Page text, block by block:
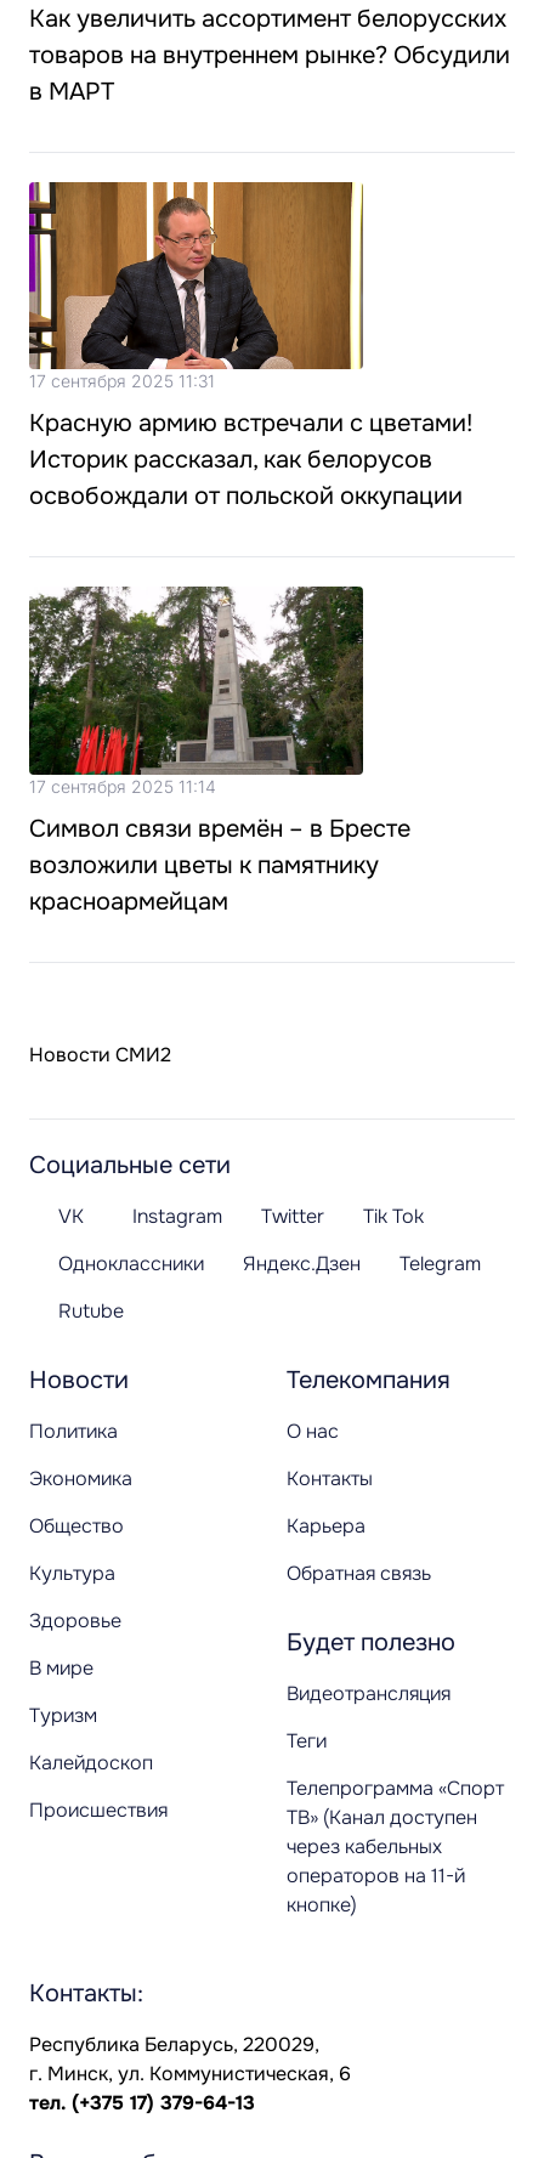
Как увеличить ассортимент белорусских
товаров на внутреннем рынке? Обсудили
в МАРТ
17 сентября 2025 11:31
Красную армию встречали с цветами!
Историк рассказал, как белорусов
освобождали от польской оккупации
17 сентября 2025 11:14
Символ связи времён – в Бресте
возложили цветы к памятнику
красноармейцам
Новости СМИ2
Новости
Политика
Экономика
Общество
Культура
Здоровье
В мире
Туризм
Калейдоскоп
Происшествия
Телекомпания
О нас
Контакты
Карьера
Обратная связь
Будет полезно
Видеотрансляция
Теги
Телепрограмма «Спорт
ТВ» (Канал доступен
через кабельных
операторов на 11-й
кнопке)
Социальные сети
VK Instagram Twitter
Tik Tok
Одноклассники
Яндекс.Дзен
Telegram
Rutube
Контакты:
Республика Беларусь, 220029,
г. Минск, ул. Коммунистическая, 6
тел. (+375 17) 379-64-13